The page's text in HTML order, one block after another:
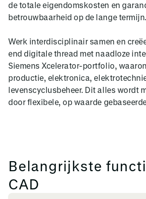
de totale eigendomskosten en
betrouwbaarheid op de lange termijn.
Werk interdisciplinair samen en
end digitale thread met naadloze
Siemens Xcelerator-portfolio,
productie, elektronica,
levenscyclusbeheer. Dit alles wordt
door flexibele, op waarde
Belangrijkste
CAD